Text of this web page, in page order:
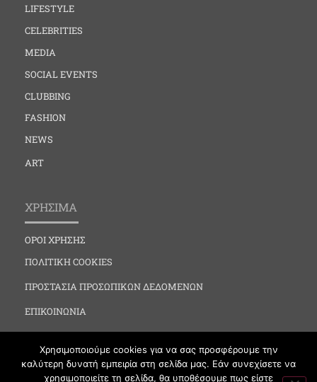
LIFESTYLE
CELEBRITIES
MEDIA
SOCIAL EVENTS
CLUBBING
FASHION
NEWS
ART
ΧΡΗΣΙΜΑ
ΟΡΟΙ ΧΡΗΣΗΣ
ΠΟΛΙΤΙΚΗ COOKIES
ΠΡΟΣΤΑΣΙΑ ΠΡΟΣΩΠΙΚΩΝ ΔΕΔΟΜΕΝΩΝ
ΕΠΙΚΟΙΝΩΝΙΑ
Χρησιμοποιούμε cookies για να σας προσφέρουμε την
καλύτερη δυνατή εμπειρία στη σελίδα μας. Εάν συνεχίσετε να
χρησιμοποιείτε τη σελίδα, θα υποθέσουμε πως είστε